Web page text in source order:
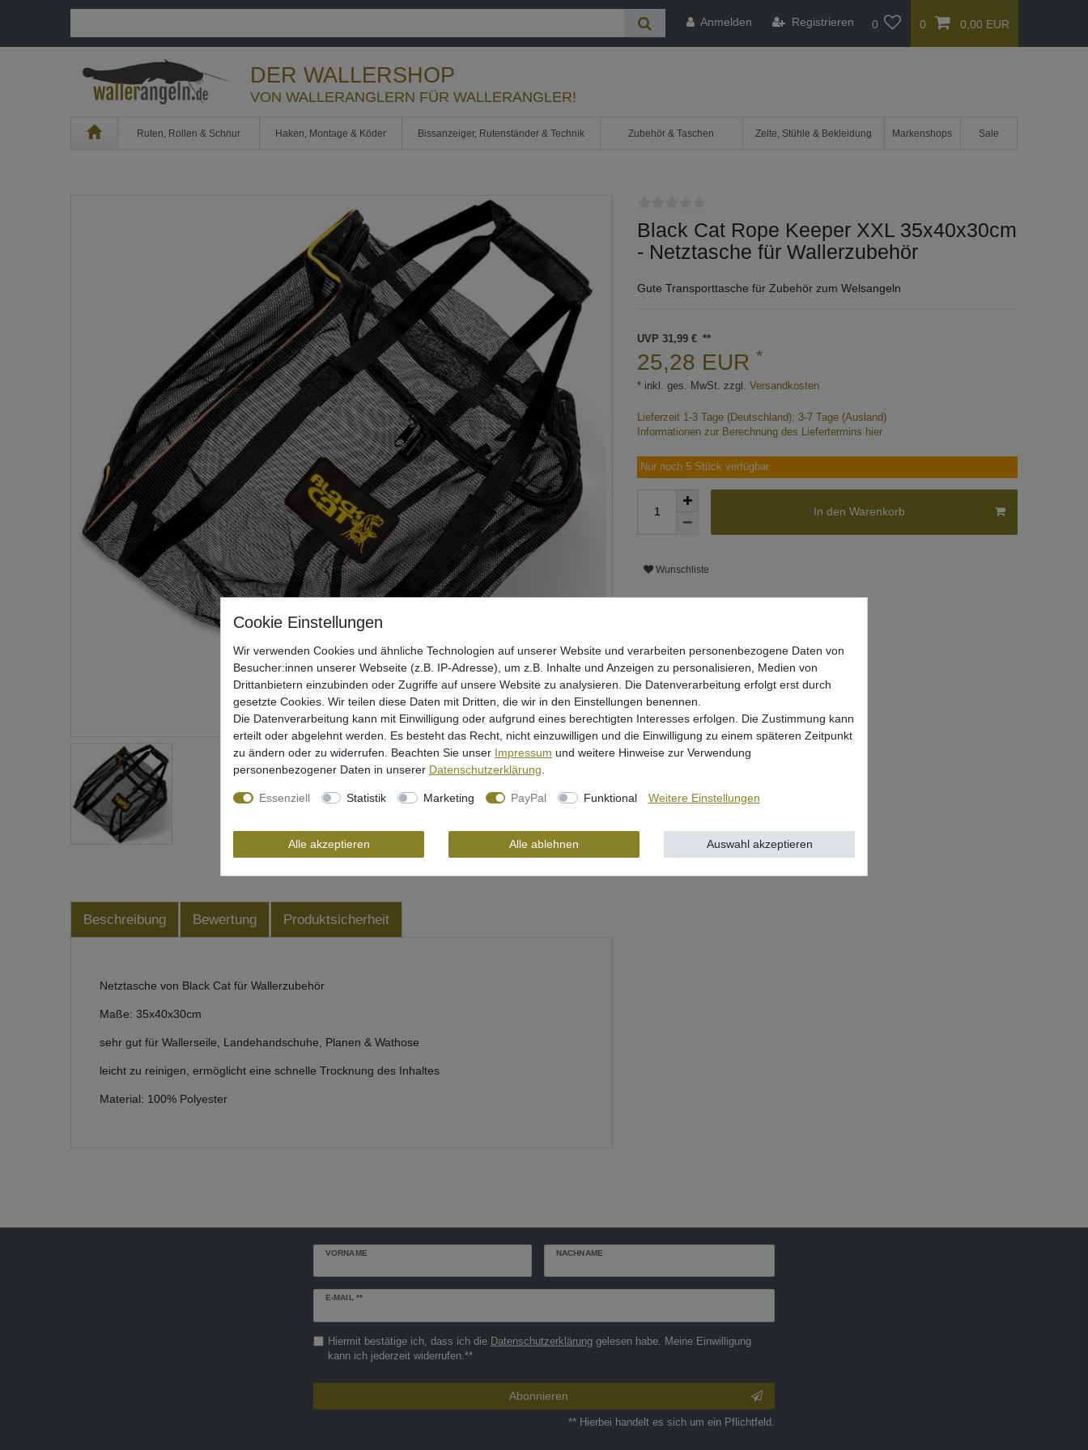
Anmelden Registrieren 0 0 0,00 EUR
DER WALLERSHOP
VON WALLERANGLERN FÜR WALLERANGLER!
Home Ruten, Rollen & Schnur Haken, Montage & Köder Bissanzeiger, Rutenständer & Technik Zubehör & Taschen Zelte, Stühle & Bekleidung Markenshops Sale
Black Cat Rope Keeper XXL 35x40x30cm
- Netztasche für Wallerzubehör
Gute Transporttasche für Zubehör zum Welsangeln
UVP 31,99 €
25,28 EUR *
* inkl. ges. MwSt. zzgl. Versandkosten
Lieferzeit 1-3 Tage (Deutschland); 3-7 Tage (Ausland)
Informationen zur Berechnung des Liefertermins hier
Nur noch 5 Stück verfügbar
In den Warenkorb
Wunschliste
Beschreibung Bewertung Produktsicherheit
Netztasche von Black Cat für Wallerzubehör
Maße: 35x40x30cm
sehr gut für Wallerseile, Landehandschuhe, Planen & Wathose
leicht zu reinigen, ermöglicht eine schnelle Trocknung des Inhaltes
Material: 100% Polyester
VORNAME NACHNAME
E-MAIL **
Newsletter
Hiermit bestätige ich, dass ich die Daten­schutz­erklärunggelesen habe. Meine Einwilligung
kann ich jederzeit widerrufen.**
Abonnieren
** Hierbei handelt es sich um ein Pflichtfeld.
Wir verwenden Cookies und ähnliche Technologien auf unserer Website und verarbeiten personenbezogene Daten von
Besucher:innen unserer Webseite (z.B. IP-Adresse), um z.B. Inhalte und Anzeigen zu personalisieren, Medien von
Drittanbietern einzubinden oder Zugriffe auf unsere Website zu analysieren. Die Datenverarbeitung erfolgt erst durch
gesetzte Cookies. Wir teilen diese Daten mit Dritten, die wir in den Einstellungen benennen.
Die Datenverarbeitung kann mit Einwilligung oder aufgrund eines berechtigten Interesses erfolgen. Die Zustimmung kann
erteilt oder abgelehnt werden. Es besteht das Recht, nicht einzuwilligen und die Einwilligung zu einem späteren Zeitpunkt
zu ändern oder zu widerrufen. Beachten Sie unser Impressum und weitere Hinweise zur Verwendung
personenbezogener Daten in unserer Daten­schutz­erklärung
Essenziell Statistik Marketing PayPal Funktional Weitere Einstellungen
Alle akzeptieren Alle ablehnen Auswahl akzeptieren